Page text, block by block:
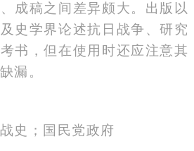
成稿之间差异颇大。出版以
史学界论述抗日战争、研究
书，但在使用时还应注意其
漏。
；国民党政府